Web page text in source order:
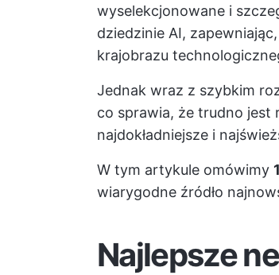
wyselekcjonowane i
dziedzinie AI,
krajobrazu
Jednak wraz z szybkim
co sprawia, że trudno jest
najdokładniejsze i
W tym artykule omówimy
wiarygodne źródło
Najlepsze